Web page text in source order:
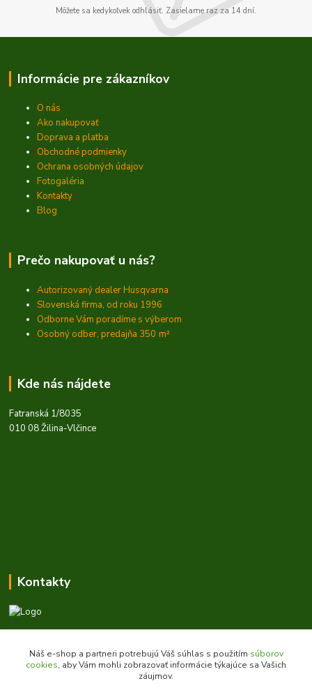
Môžete sa kedykoľvek odhlásiť. Zasielame raz za 14 dní.
Informácie pre zákazníkov
O nás
Ako nakupovať
Doprava a platba
Obchodné podmienky
Ochrana osobných údajov
Fotogaléria
Kontakty
Blog
Prečo nakupovať u nás?
Autorizovaný dealer Husqvarna
Slovenská firma, od roku 1996
Odborne Vám poradíme s výberom
Osobný odber, predajňa 350 m²
Kde nás nájdete
Fatranská 1/8035
010 08 Žilina-Vlčince
Kontakty
+421 903 707 668
(Po-Pia, 8-16 hod.)
Náš e-shop a partneri potrebujú Váš súhlas s použitím súborov
cookies, aby Vám mohli zobrazovať informácie týkajúce sa Vašich
záujmov.